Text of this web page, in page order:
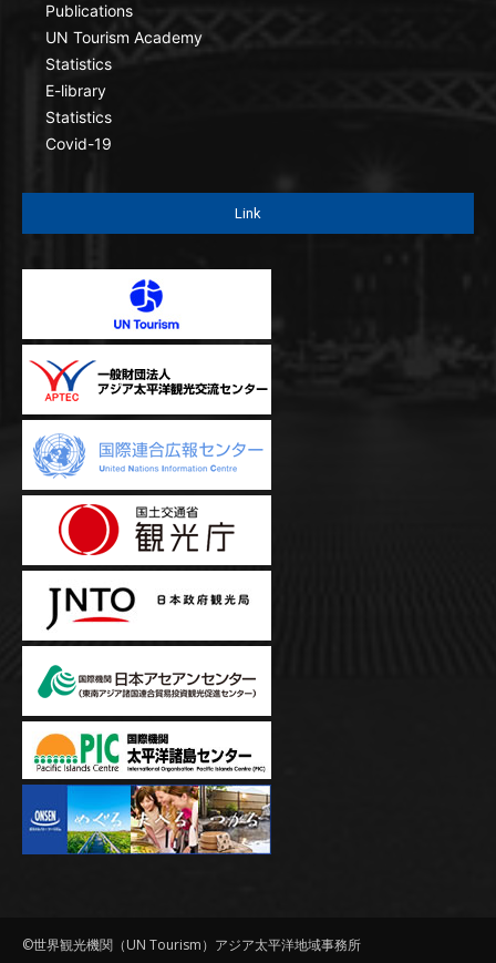
Publications
UN Tourism Academy
Statistics
E-library
Statistics
Covid-19
Link
©世界観光機関（UN Tourism）アジア太平洋地域事務所